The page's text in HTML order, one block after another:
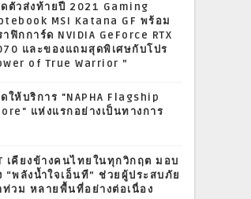
ดตัวส่งท้ายปี 2021 Gaming
MSI Katana GF พร้อม
าฟิกการ์ด NVIDIA GeForce RTX
และของแถมสุดพิเศษกับโปร
of True Warrior ”
ดให้บริการ "NAPHA Flagship
แห่งแรกอย่างเป็นทางการ
เคียงข้างคนไทยในทุกวิกฤต มอบ
“พลังน้ำใจเอ็นที” ช่วยผู้ประสบภัย
ท่วม หลายพื้นที่อย่างต่อเนื่อง